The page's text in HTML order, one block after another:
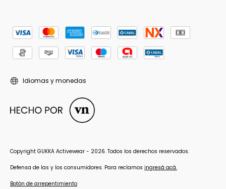
Idiomas y monedas
Copyright GUKKA Activewear - 2026. Todos los derechos reservados.
Defensa de las y los consumidores. Para reclamos ingresá acá.
Botón de arrepentimiento